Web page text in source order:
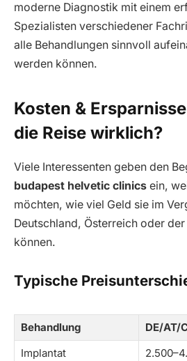
moderne Diagnostik mit einem
Spezialisten verschiedener
alle Behandlungen sinnvoll
werden können.
Kosten &
die Reise wirklich?
Viele Interessenten geben den
budapest helvetic clinics ein,
möchten, wie viel Geld sie im
Deutschland, Österreich oder
können.
Typische
Behandlung DE/AT/
Implantat